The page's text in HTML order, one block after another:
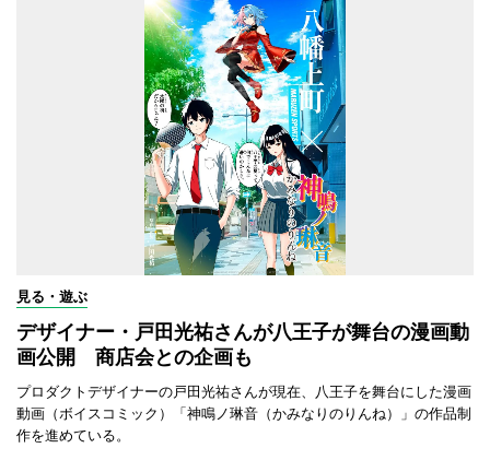
見る・遊ぶ
デザイナー・戸田光祐さんが八王子が舞台の漫画動
画公開 商店会との企画も
プロダクトデザイナーの戸田光祐さんが現在、八王子を舞台にした漫画
動画（ボイスコミック）「神鳴ノ琳音（かみなりのりんね）」の作品制
作を進めている。